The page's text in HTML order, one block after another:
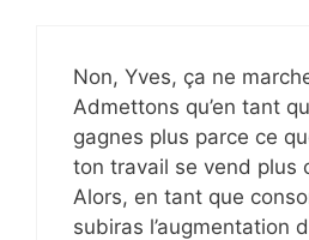
Non, Yves, ça ne
Admettons qu’en tant
gagnes plus parce ce
ton travail se vend plus
Alors, en tant que
subiras l’augmentation